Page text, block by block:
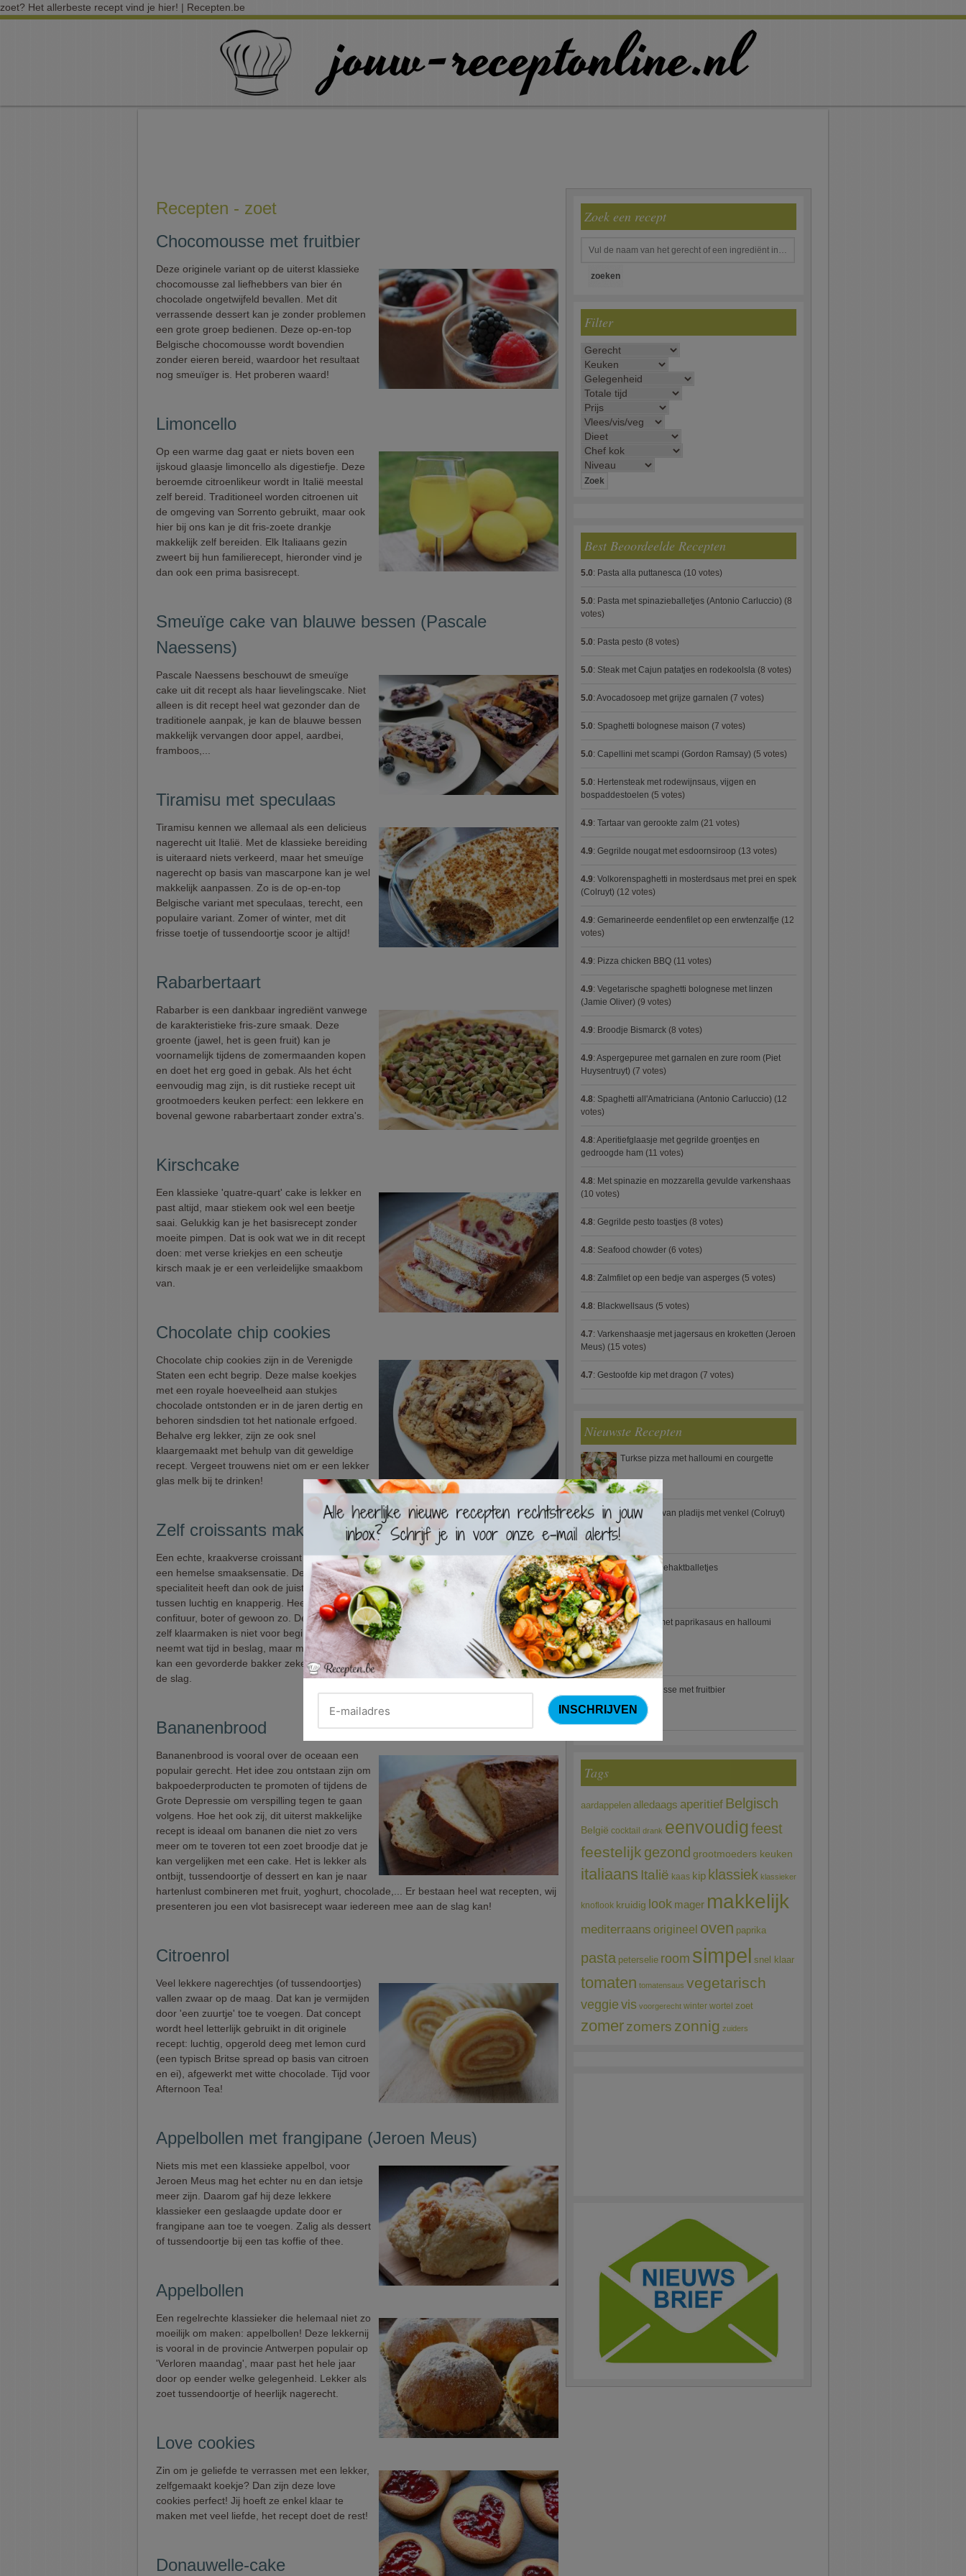
zoet? Het allerbeste recept vind je hier! | Recepten.be
Recepten - zoet
Chocomousse met fruitbier
Deze originele variant op de uiterst klassieke
chocomousse zal liefhebbers van bier én
chocolade ongetwijfeld bevallen. Met dit
verrassende dessert kan je zonder problemen
een grote groep bedienen. Deze op-en-top
Belgische chocomousse wordt bovendien
zonder eieren bereid, waardoor het resultaat
nog smeuïger is. Het proberen waard!
Limoncello
Op een warme dag gaat er niets boven een
ijskoud glaasje limoncello als digestiefje. Deze
beroemde citroenlikeur wordt in Italië meestal
zelf bereid. Traditioneel worden citroenen uit
de omgeving van Sorrento gebruikt, maar ook
hier bij ons kan je dit fris-zoete drankje
makkelijk zelf bereiden. Elk Italiaans gezin
zweert bij hun familierecept, hieronder vind je
dan ook een prima basisrecept.
Smeuïge cake van blauwe bessen (Pascale
Naessens)
Pascale Naessens beschouwt de smeuïge
cake uit dit recept als haar lievelingscake. Niet
alleen is dit recept heel wat gezonder dan de
traditionele aanpak, je kan de blauwe bessen
makkelijk vervangen door appel, aardbei,
framboos,...
Tiramisu met speculaas
Tiramisu kennen we allemaal als een delicieus
nagerecht uit Italië. Met de klassieke bereiding
is uiteraard niets verkeerd, maar het smeuïge
nagerecht op basis van mascarpone kan je wel
makkelijk aanpassen. Zo is de op-en-top
Belgische variant met speculaas, terecht, een
populaire variant. Zomer of winter, met dit
frisse toetje of tussendoortje scoor je altijd!
Rabarbertaart
Rabarber is een dankbaar ingrediënt vanwege
de karakteristieke fris-zure smaak. Deze
groente (jawel, het is geen fruit) kan je
voornamelijk tijdens de zomermaanden kopen
en doet het erg goed in gebak. Als het écht
eenvoudig mag zijn, is dit rustieke recept uit
grootmoeders keuken perfect: een lekkere en
bovenal gewone rabarbertaart zonder extra's.
Kirschcake
Een klassieke 'quatre-quart' cake is lekker en
past altijd, maar stiekem ook wel een beetje
saai. Gelukkig kan je het basisrecept zonder
moeite pimpen. Dat is ook wat we in dit recept
doen: met verse kriekjes en een scheutje
kirsch maak je er een verleidelijke smaakbom
van.
Chocolate chip cookies
Chocolate chip cookies zijn in de Verenigde
Staten een echt begrip. Deze malse koekjes
met een royale hoeveelheid aan stukjes
chocolade ontstonden er in de jaren dertig en
behoren sindsdien tot het nationale erfgoed.
Behalve erg lekker, zijn ze ook snel
klaargemaakt met behulp van dit geweldige
recept. Vergeet trouwens niet om er een lekker
glas melk bij te drinken!
Zelf croissants maken
Een echte, kraakverse croissant als ontbijt is
een hemelse smaaksensatie. Deze Frans
specialiteit heeft dan ook de juiste balans
tussen luchtig en knapperig. Heerlijk met wat
confituur, boter of gewoon zo. Deze lekkernij
zelf klaarmaken is niet voor beginners en
neemt wat tijd in beslag, maar met dit recept
kan een gevorderde bakker zeker en vast aan
de slag.
Bananenbrood
Bananenbrood is vooral over de oceaan een
populair gerecht. Het idee zou ontstaan zijn om
bakpoederproducten te promoten of tijdens de
Grote Depressie om verspilling tegen te gaan
volgens. Hoe het ook zij, dit uiterst makkelijke
recept is ideaal om bananen die niet zo vers
meer om te toveren tot een zoet broodje dat je
kan vergelijken met een cake. Het is lekker als
ontbijt, tussendoortje of dessert en kan je naar
hartenlust combineren met fruit, yoghurt, chocolade,... Er bestaan heel wat recepten, wij
presenteren jou een vlot basisrecept waar iedereen mee aan de slag kan!
Citroenrol
Veel lekkere nagerechtjes (of tussendoortjes)
vallen zwaar op de maag. Dat kan je vermijden
door 'een zuurtje' toe te voegen. Dat concept
wordt heel letterlijk gebruikt in dit originele
recept: luchtig, opgerold deeg met lemon curd
(een typisch Britse spread op basis van citroen
en ei), afgewerkt met witte chocolade. Tijd voor
Afternoon Tea!
Appelbollen met frangipane (Jeroen Meus)
Niets mis met een klassieke appelbol, voor
Jeroen Meus mag het echter nu en dan ietsje
meer zijn. Daarom gaf hij deze lekkere
klassieker een geslaagde update door er
frangipane aan toe te voegen. Zalig als dessert
of tussendoortje bij een tas koffie of thee.
Appelbollen
Een regelrechte klassieker die helemaal niet zo
moeilijk om maken: appelbollen! Deze lekkernij
is vooral in de provincie Antwerpen populair op
'Verloren maandag', maar past het hele jaar
door op eender welke gelegenheid. Lekker als
zoet tussendoortje of heerlijk nagerecht.
Love cookies
Zin om je geliefde te verrassen met een lekker,
zelfgemaakt koekje? Dan zijn deze love
cookies perfect! Jij hoeft ze enkel klaar te
maken met veel liefde, het recept doet de rest!
Donauwelle-cake
Zoek een recept
Filter
Best Beoordeelde Recepten
5.0: Pasta alla puttanesca (10 votes)
5.0: Pasta met spinazieballetjes (Antonio Carluccio) (8
votes)
5.0: Pasta pesto (8 votes)
5.0: Steak met Cajun patatjes en rodekoolsla (8 votes)
5.0: Avocadosoep met grijze garnalen (7 votes)
5.0: Spaghetti bolognese maison (7 votes)
5.0: Capellini met scampi (Gordon Ramsay) (5 votes)
5.0: Hertensteak met rodewijnsaus, vijgen en
bospaddestoelen (5 votes)
4.9: Tartaar van gerookte zalm (21 votes)
4.9: Gegrilde nougat met esdoornsiroop (13 votes)
4.9: Volkorenspaghetti in mosterdsaus met prei en spek
(Colruyt) (12 votes)
4.9: Gemarineerde eendenfilet op een erwtenzalfje (12
votes)
4.9: Pizza chicken BBQ (11 votes)
4.9: Vegetarische spaghetti bolognese met linzen
(Jamie Oliver) (9 votes)
4.9: Broodje Bismarck (8 votes)
4.9: Aspergepuree met garnalen en zure room (Piet
Huysentruyt) (7 votes)
4.8: Spaghetti all'Amatriciana (Antonio Carluccio) (12
votes)
4.8: Aperitiefglaasje met gegrilde groentjes en
gedroogde ham (11 votes)
4.8: Met spinazie en mozzarella gevulde varkenshaas
(10 votes)
4.8: Gegrilde pesto toastjes (8 votes)
4.8: Seafood chowder (6 votes)
4.8: Zalmfilet op een bedje van asperges (5 votes)
4.8: Blackwellsaus (5 votes)
4.7: Varkenshaasje met jagersaus en kroketten (Jeroen
Meus) (15 votes)
4.7: Gestoofde kip met dragon (7 votes)
Nieuwste Recepten
Turkse pizza met halloumi en courgette
Waterzooi van pladijs met venkel (Colruyt)
Zweedse gehaktballetjes
Courgetti met paprikasaus en halloumi
(Sandra Bekkari)
Chocomousse met fruitbier
Tags
aardappelen alledaags aperitief Belgisch
België cocktail drank eenvoudigfeest
feestelijk gezond grootmoeders keuken
italiaans Italië kaas kip klassiek klassieker
knoflook kruidig look mager makkelijk
mediterraans origineel oven paprika
pasta peterselie room simpel snel klaar
tomaten tomatensaus vegetarisch
veggie vis voorgerecht winter wortel zoet
zomerzomers zonnig zuiders
×